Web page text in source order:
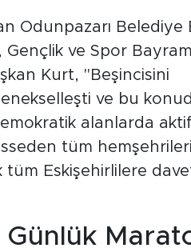
Odunpazarı Belediye
ve Spor
Kurt, "Beşincisini
ve bu
alanlarda
tüm
Eskişehirlilere
Günlük